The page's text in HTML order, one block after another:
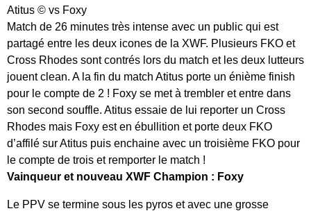
Atitus © vs Foxy
Match de 26 minutes très intense avec un public qui est
partagé entre les deux icones de la XWF. Plusieurs FKO et
Cross Rhodes sont contrés lors du match et les deux lutteurs
jouent clean. A la fin du match Atitus porte un énième finish
pour le compte de 2 ! Foxy se met à trembler et entre dans
son second souffle. Atitus essaie de lui reporter un Cross
Rhodes mais Foxy est en ébullition et porte deux FKO
d’affilé sur Atitus puis enchaine avec un troisième FKO pour
le compte de trois et remporter le match !
Vainqueur et nouveau XWF Champion : Foxy
Le PPV se termine sous les pyros et avec une grosse